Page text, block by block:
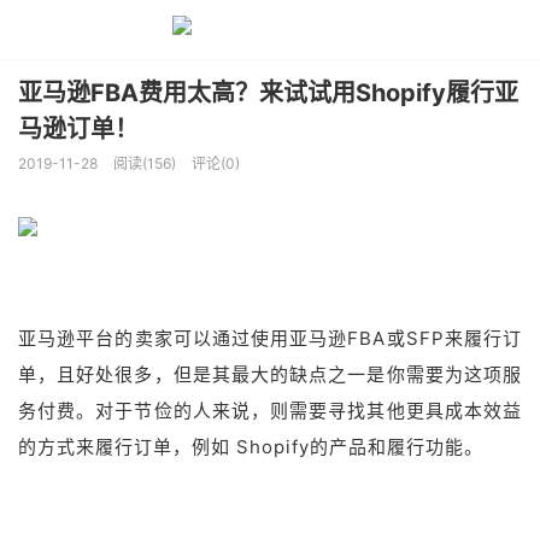
亚马逊FBA费用太高？来试试用Shopify履行亚
马逊订单！
2019-11-28 阅读(156) 评论(0)
亚马逊平台的卖家可以通过使用亚马逊FBA或SFP来履行订
单，且好处很多，但是其最大的缺点之一是你需要为这项服
务付费。对于节俭的人来说，则需要寻找其他更具成本效益
的方式来履行订单，例如 Shopify的产品和履行功能。